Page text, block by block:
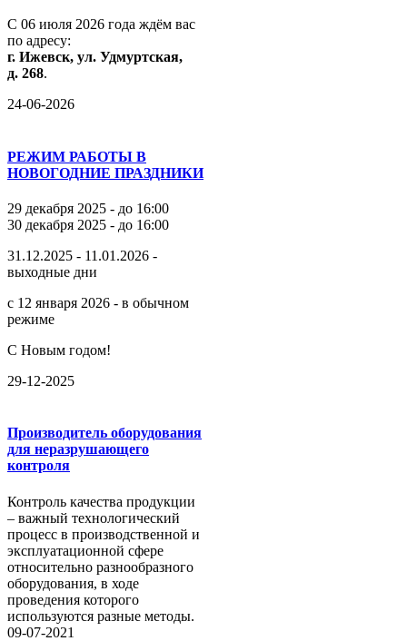
С 06 июля 2026 года ждём вас
по адресу:
г. Ижевск, ул. Удмуртская,
д. 268.
24-06-2026
РЕЖИМ РАБОТЫ В
НОВОГОДНИЕ ПРАЗДНИКИ
29 декабря 2025 - до 16:00
30 декабря 2025 - до 16:00
31.12.2025 - 11.01.2026 -
выходные дни
с 12 января 2026 - в обычном
режиме
С Новым годом!
29-12-2025
Производитель оборудования
для неразрушающего
контроля
Контроль качества продукции
– важный технологический
процесс в производственной и
эксплуатационной сфере
относительно разнообразного
оборудования, в ходе
проведения которого
используются разные методы.
09-07-2021